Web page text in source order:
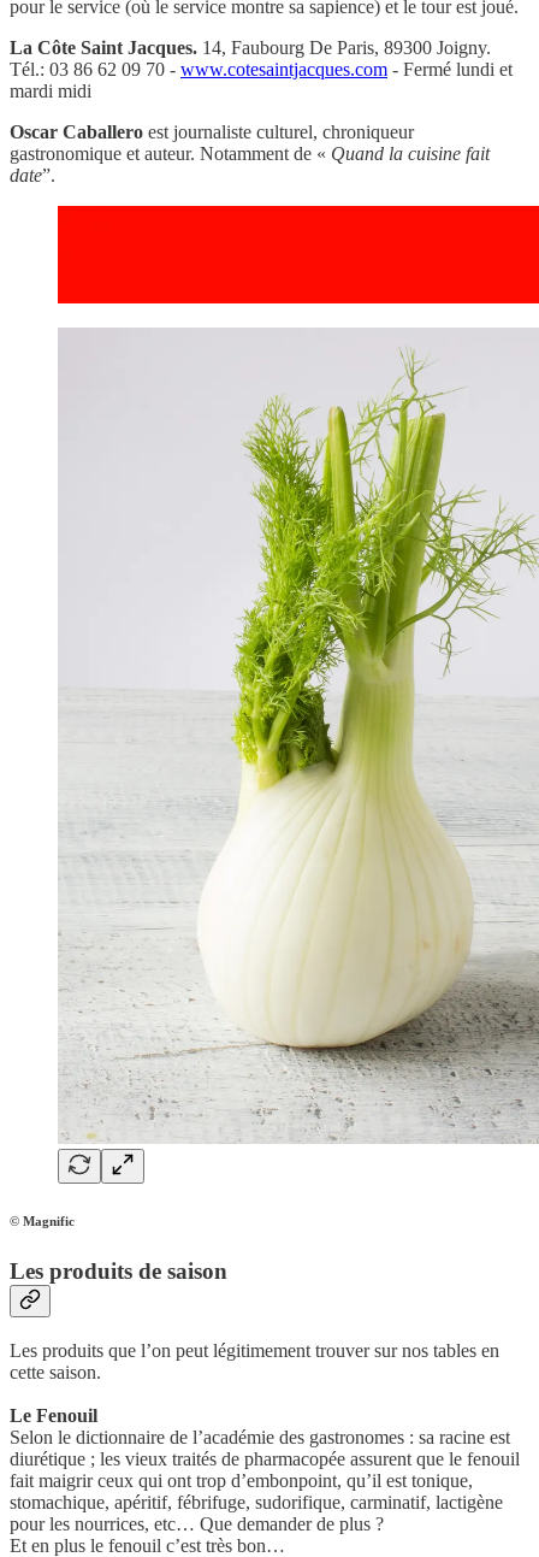
pour le service (où le service montre sa sapience) et le tour est joué.
La Côte Saint Jacques. 14, Faubourg De Paris, 89300 Joigny.
Tél.: 03 86 62 09 70 - www.cotesaintjacques.com - Fermé lundi et
mardi midi
Oscar Caballero est journaliste culturel, chroniqueur
gastronomique et auteur. Notamment de « Quand la cuisine fait
date”.
© Magnific
Les produits de saison
Les produits que l’on peut légitimement trouver sur nos tables en
cette saison.
Le Fenouil
Selon le dictionnaire de l’académie des gastronomes : sa racine est
diurétique ; les vieux traités de pharmacopée assurent que le fenouil
fait maigrir ceux qui ont trop d’embonpoint, qu’il est tonique,
stomachique, apéritif, fébrifuge, sudorifique, carminatif, lactigène
pour les nourrices, etc… Que demander de plus ?
Et en plus le fenouil c’est très bon…